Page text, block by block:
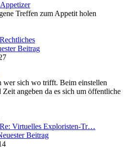
Treffen zum Appetit holen
Rechtliches
Beitrag
wer sich wo trifft. Beim einstellen
angeben da es sich um öffentliche
Re: Virtuelles Exploristen-Tr…
Beitrag